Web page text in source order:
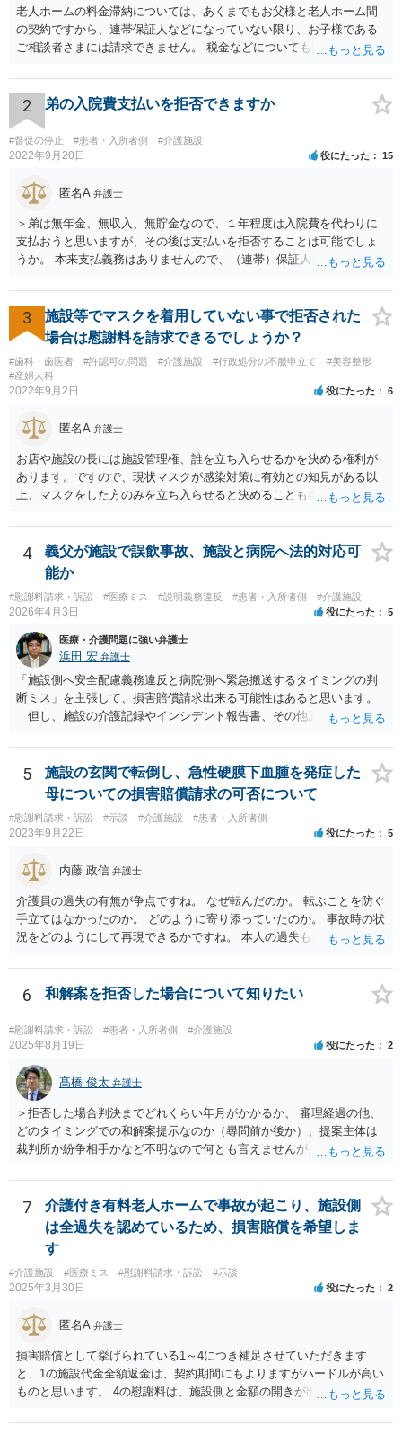
老人ホームの料金滞納については、あくまでもお父様と老人ホーム間
の契約ですから、連帯保証人などになっていない限り、お子様である
ご相談者さまには請求できません。 税金などについても滞納している
護受給の際に扶養できないかという連絡が役所から来ますが、できな
い旨回答すればそれまでです。 相続が開始した場合については先述の
通りです。 民法上の扶養義務はご相談者さまがお考えのほど強いもの
ではありません。 あくまでも、余力の範囲で認められるものです。 親
の介護は子供がみるという民法の条文はありません。 また、親に対す
まれてすぐ両親が離婚し、その後会っていなかったという事情も、扶
養義務の順位を下げる一つの理由になります。
2 弟の入院費支払いを拒否できますか
#督促の停止 #患者・入所者側 #介護施設
2022年9月20日 役にたった 15
匿名A 弁護士
＞弟は無年金、無収入、無貯金なので、１年程度は入院費を代わりに
支払おうと思いますが、その後は支払いを拒否することは可能でしょ
うか。 本来支払義務はありませんので、（連帯）保証人などにならな
3
施設等でマスクを着用していない事で拒否された
場合は慰謝料を請求できるでしょうか？
#歯科・歯医者 #許認可の問題 #介護施設 #行政処分の不服申立て
#美容整形
#産婦人科
2022年9月2日 役にたった 6
匿名A 弁護士
お店や施設の長には施設管理権、誰を立ち入らせるかを決める権利が
あります。ですので、現状マスクが感染対策に有効との知見がある以
上、マスクをした方のみを立ち入らせると決めることも自由であり、
など公益的な側面のある業種ですと、公衆浴場法など各種業法で定め
られた理由以外での利用拒否は禁止されていますし、公の施設でもマ
スクなしだけでの利用拒否は問題となりえますが、民間のお店に対し
ては慰謝料の請求は認められないと考えられます。
4
義父が施設で誤飲事故、施設と病院へ法的対応可
能か
#慰謝料請求・訴訟 #医療ミス #説明義務違反 #患者・入所者側 #介護施設
2026年4月3日 役にたった 5
医療・介護問題に強い弁護士
浜田 宏 弁護士
「施設側へ安全配慮義務違反と病院側へ緊急搬送するタイミングの判
断ミス」を主張して、損害賠償請求出来る可能性はあると思います。
但し、施設の介護記録やインシデント報告書、その他施設内で作成
れているのであれば消防の記録等を調査してみなければ、裁判で勝て
る可能性があるかどうかまでは判断できません。これはどの介護事
故・医療事故でも同様です。 一度弁護士にご相談の上、まずは調査
事件として依頼された方が良いと思います。
5
施設の玄関で転倒し、急性硬膜下血腫を発症した
母についての損害賠償請求の可否について
#慰謝料請求・訴訟 #示談 #介護施設 #患者・入所者側
2023年9月22日 役にたった 5
内藤 政信 弁護士
介護員の過失の有無が争点ですね。 なぜ転んだのか。 転ぶことを防ぐ
手立てはなかったのか。 どのように寄り添っていたのか。 事故時の状
況をどのようにして再現できるかですね。 本人の過失も多分に影響す
6 和解案を拒否した場合について知りたい
#慰謝料請求・訴訟 #患者・入所者側 #介護施設
2025年8月19日 役にたった 2
髙橋 俊太 弁護士
＞拒否した場合判決までどれくらい年月がかかるか、 審理経過の他、
どのタイミングでの和解案提示なのか（尋問前か後か）、提案主体は
裁判所か紛争相手かなど不明なので何とも言えませんが、通常は、結
がる可能性が高いか、 原告の主張立証により（一部）勝訴の心証を裁
判官が抱いており、その上での裁判所案であれば、下がる可能性は必
ずしも高くはないと思います。 ＞またこの段階で弁護士を変えること
は可能か 可能ではありますが、実益があるかどうかについては十分に
検討した方がよいでしょう。
7
介護付き有料老人ホームで事故が起こり、施設側
は全過失を認めているため、損害賠償を希望しま
す
#介護施設 #医療ミス #慰謝料請求・訴訟 #示談
2025年3月30日 役にたった 2
匿名A 弁護士
損害賠償として挙げられている1～4につき補足させていただきます
と、1の施設代金全額返金は、契約期間にもよりますがハードルが高い
ものと思います。 4の慰謝料は、施設側と金額の開きが出やすい部分
付添にかかる費用も請求額に含めるべきかと思います。